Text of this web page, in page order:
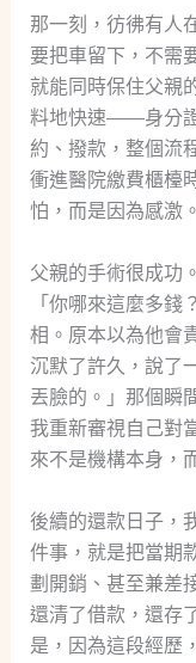
那一刻，彷彿有人
要把車留下，不需
就能同時保住父親
料地快速——身分
約、撥款，整個流
衝進醫院繳費櫃檯
怕，而是因為感激。
父親的手術很成功
「你哪來這麼多
相。原本以為他會
沉默了許久，說了
丟臉的。」那個瞬
我重新審視自己對
來不是機構本身，
後續的還款日子，
件事，就是把當期
劃開銷、甚至兼差
還清了借款，還存
是，因為這段經